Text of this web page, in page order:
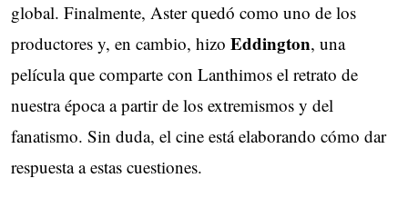
global. Finalmente, Aster quedó como uno de los
productores y, en cambio, hizo Eddington, una
película que comparte con Lanthimos el retrato de
nuestra época a partir de los extremismos y del
fanatismo. Sin duda, el cine está elaborando cómo dar
respuesta a estas cuestiones.